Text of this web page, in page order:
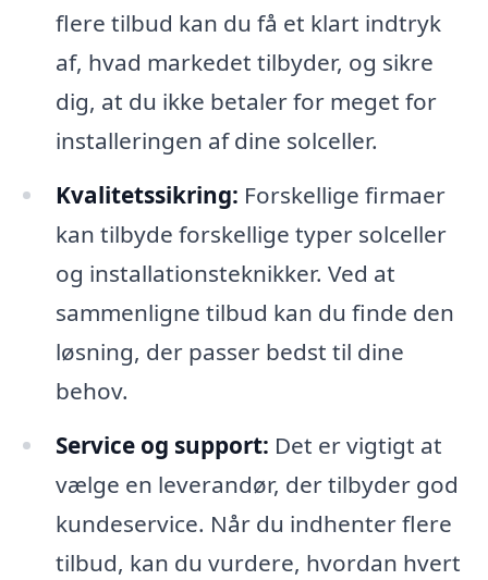
flere tilbud kan du få et klart indtryk
af, hvad markedet tilbyder, og sikre
dig, at du ikke betaler for meget for
installeringen af dine solceller.
Kvalitetssikring: Forskellige firmaer
kan tilbyde forskellige typer solceller
og installationsteknikker. Ved at
sammenligne tilbud kan du finde den
løsning, der passer bedst til dine
behov.
Service og support: Det er vigtigt at
vælge en leverandør, der tilbyder god
kundeservice. Når du indhenter flere
tilbud, kan du vurdere, hvordan hvert